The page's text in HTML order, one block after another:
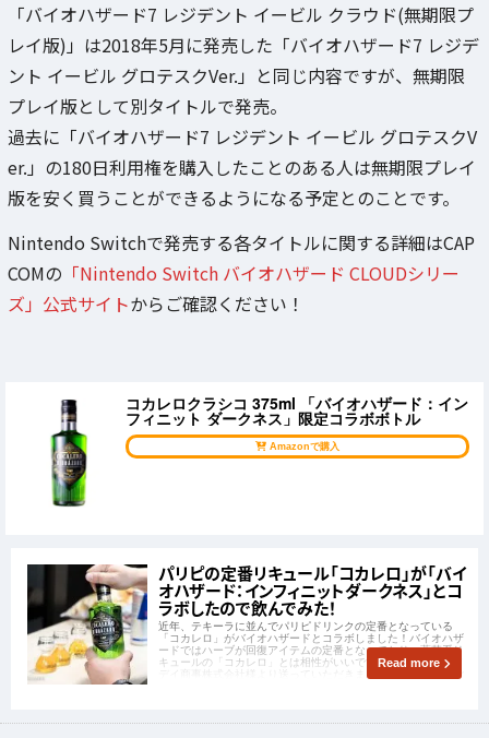
「バイオハザード7 レジデント イービル クラウド(無期限プ
レイ版)」は2018年5月に発売した「バイオハザード7 レジデ
ント イービル グロテスクVer.」と同じ内容ですが、無期限
プレイ版として別タイトルで発売。
過去に「バイオハザード7 レジデント イービル グロテスクV
er.」の180日利用権を購入したことのある人は無期限プレイ
版を安く買うことができるようになる予定とのことです。
Nintendo Switchで発売する各タイトルに関する詳細はCAP
COMの 「Nintendo Switch バイオハザード CLOUDシリー
ズ」公式サイトからご確認ください！
コカレロクラシコ 375ml 「バイオハザード：イン
フィニット ダークネス」限定コラボボトル
Amazonで購入
パリピの定番リキュール「コカレロ」が「バイ
オハザード：インフィニットダークネス」とコ
ラボしたので飲んでみた！
近年、テキーラに並んでパリピドリンクの定番となっている
「コカレロ」がバイオハザードとコラボしました！バイオハザ
ードではハーブが回復アイテムの定番となっており、薬草系リ
キュールの「コカレロ」とは相性がいいですね！この度、アイ
デイ商事株式会社様より送っていただきました！ありがとうご
Read more